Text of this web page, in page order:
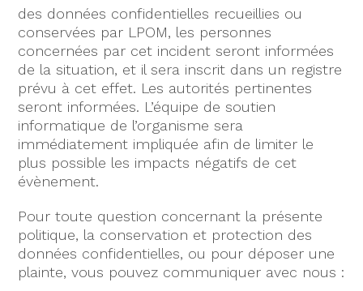
des données confidentielles recueillies ou
conservées par LPOM, les personnes
concernées par cet incident seront informées
de la situation, et il sera inscrit dans un registre
prévu à cet effet. Les autorités pertinentes
seront informées. L’équipe de soutien
informatique de l’organisme sera
immédiatement impliquée afin de limiter le
plus possible les impacts négatifs de cet
évènement.
Pour toute question concernant la présente
politique, la conservation et protection des
données confidentielles, ou pour déposer une
plainte, vous pouvez communiquer avec nous :